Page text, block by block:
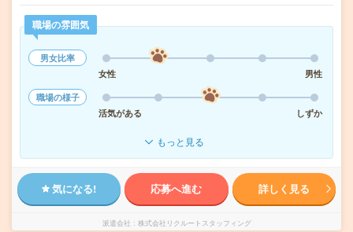
職場の雰囲気
男女比率
女性
男性
職場の様子
活気がある
しずか
もっと見る
気になる! 応募へ進む 詳しく見る
派遣会社 株式会社リクルートスタッフィング